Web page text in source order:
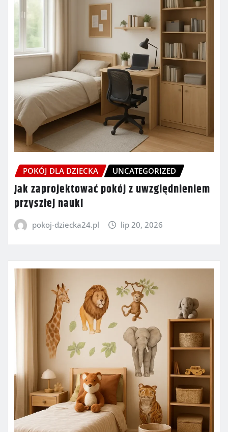
POKÓJ DLA DZIECKA UNCATEGORIZED
Jak zaprojektować pokój z uwzględnieniem
przyszłej nauki
pokoj-dziecka24.pl lip 20, 2026